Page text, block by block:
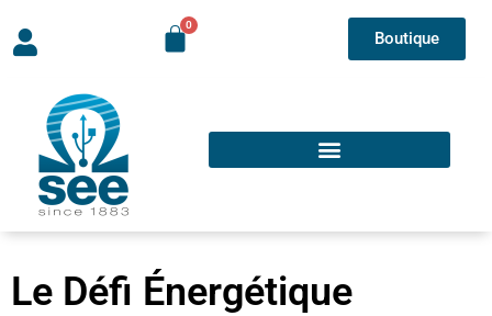
Boutique
Le Défi Énergétique